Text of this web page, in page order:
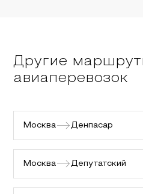
Другие
авиаперевозок
Москва Денпасар
Москва Депутатский